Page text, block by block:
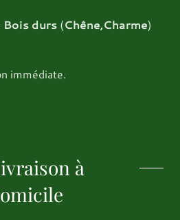
Bois durs (Chêne,Charme)
immédiate.
à